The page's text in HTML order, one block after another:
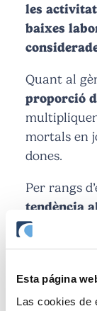
Esta página
Las cookies de
les
baixes
Quant al
proporció
mortals en
dones.
Per rangs
tendència
canvi, la
de les